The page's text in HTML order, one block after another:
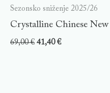
Sezonsko sniženje 2025/26
Crystalline Chinese
69,00€ 41,40€